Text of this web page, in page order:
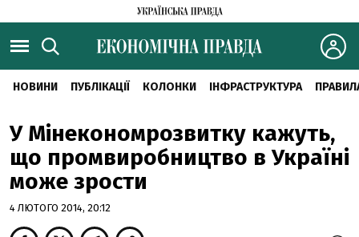
НОВИНИ ПУБЛІКАЦІЇ КОЛОНКИ ІНФРАСТРУКТУРА
У Мінекономрозвитку кажуть,
що промвиробництво в Україні
може зрости
4 ЛЮТОГО 2014, 20:12